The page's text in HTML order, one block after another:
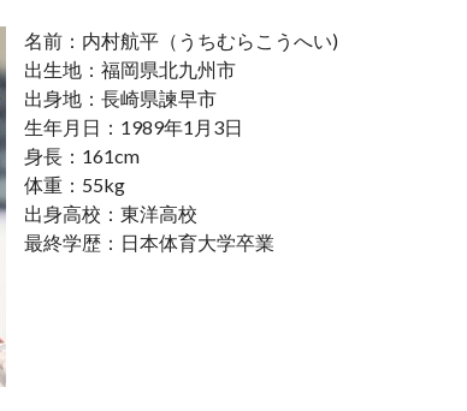
名前：内村航平（うちむらこうへい)
出生地：福岡県北九州市
出身地：長崎県諫早市
生年月日：1989年1月3日
身長：161cm
体重：55kg
出身高校：東洋高校
最終学歴：日本体育大学卒業